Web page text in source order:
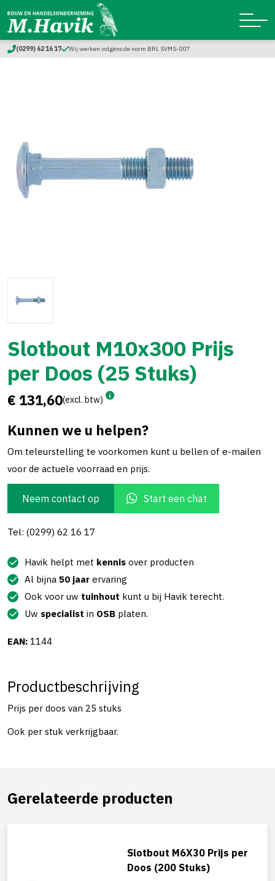
(0299) 62 16 17 Wij werken volgens de norm BRL SVMS-007
Slotbout M10x300 Prijs
per Doos (25 Stuks)
€ 131,60(excl. btw)
Kunnen we u helpen?
Om teleurstelling te voorkomen kunt u bellen of e-mailen
voor de actuele voorraad en prijs.
Neem contact op Start een chat
Tel: (0299) 62 16 17
Havik helpt met kennis over producten
Al bijna 50 jaar ervaring
Ook voor uw tuinhout kunt u bij Havik terecht.
Uw specialist in OSB platen.
EAN: 1144
Productbeschrijving
Prijs per doos van 25 stuks
Ook per stuk verkrijgbaar.
Gerelateerde producten
Slotbout M6X30 Prijs per
Doos (200 Stuks)